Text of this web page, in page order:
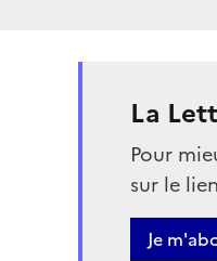
La
Pour
sur le
Bouton
Je